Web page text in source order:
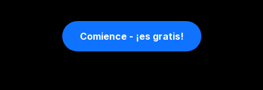
Comience - ¡es gratis!